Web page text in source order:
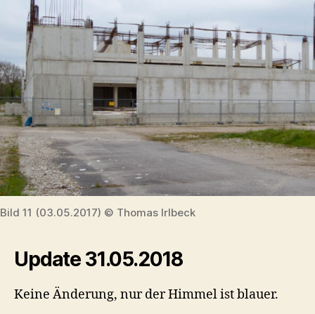
Bild 11 (03.05.2017) © Thomas Irlbeck
Update 31.05.2018
Keine Änderung, nur der Himmel ist blauer.